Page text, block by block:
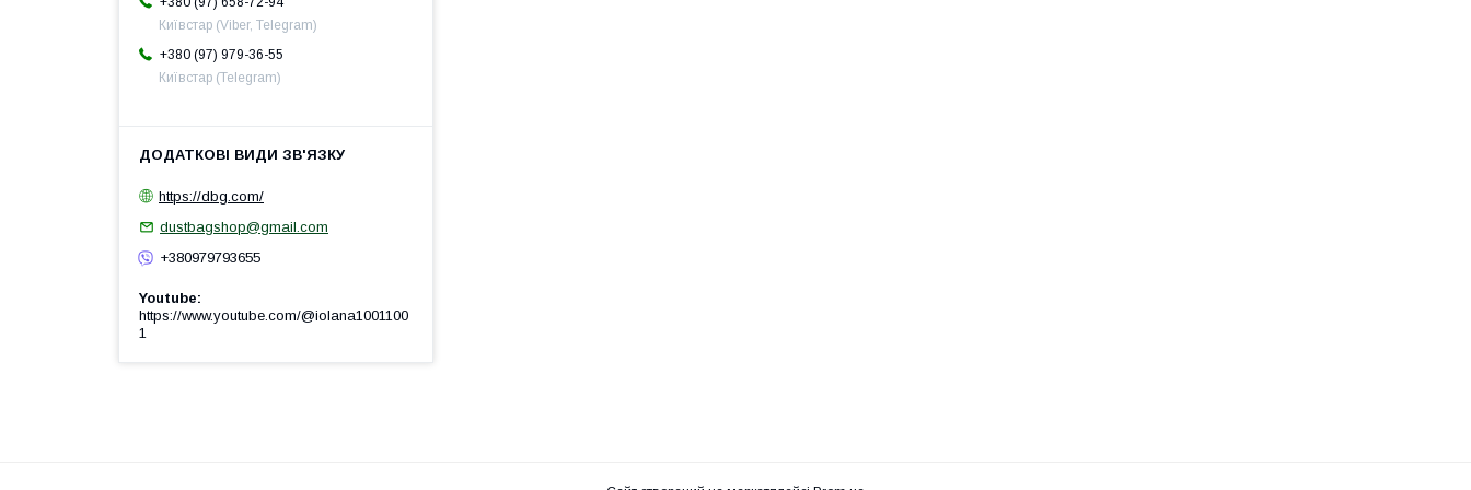
Київстар (Viber, Telegram)
+380 (97) 979-36-55
Київстар (Telegram)
https://dbg.com/
dustbagshop@gmail.com
+380979793655
Youtube
https://www.youtube.com/@iolana1001100
1